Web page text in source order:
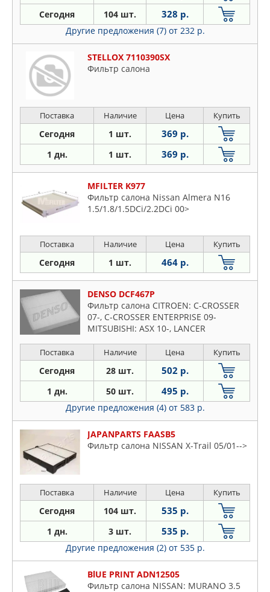
Сегодня 104 шт. 328 р.
Другие предложения (7) от 232 р.
STELLOX 7110390SX
Фильтр салона
Поставка Наличие Цена Купить
Сегодня 1 шт. 369 р.
1 дн. 1 шт. 369 р.
MFILTER K977
Фильтр салона Nissan Almera N16
1.5/1.8/1.5DCi/2.2DCi 00>
Поставка Наличие Цена Купить
Сегодня 1 шт. 464 р.
DENSO DCF467P
Фильтр салона CITROEN: C-CROSSER
07-, C-CROSSER ENTERPRISE 09-
MITSUBISHI: ASX 10-, LANCER
OUTLANDER II 06-
Поставка Наличие Цена Купить
Сегодня 28 шт. 502 р.
1 дн. 50 шт. 495 р.
Другие предложения (4) от 583 р.
JAPANPARTS FAASB5
Фильтр салона NISSAN X-Trail 05/01-->
Поставка Наличие Цена Купить
Сегодня 104 шт. 535 р.
1 дн. 3 шт. 535 р.
Другие предложения (2) от 535 р.
BlUE PRINT ADN12505
Фильтр салона NISSAN: MURANO 3.5